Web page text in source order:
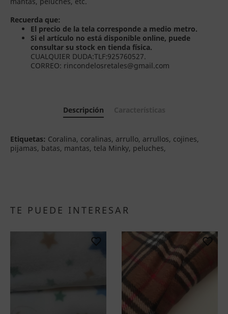
Recuerda que:
El precio de la tela corresponde a medio metro.
Si el artículo no está disponible online, puede
consultar su stock en tienda física.
CUALQUIER DUDA:TLF:925760527.
CORREO: rincondelosretales@gmail.com
Descripción
Etiquetas: Coralina, coralinas, arrullo, arrullos, cojines,
pijamas, batas, mantas, tela Minky, peluches,
TE PUEDE INTERESAR